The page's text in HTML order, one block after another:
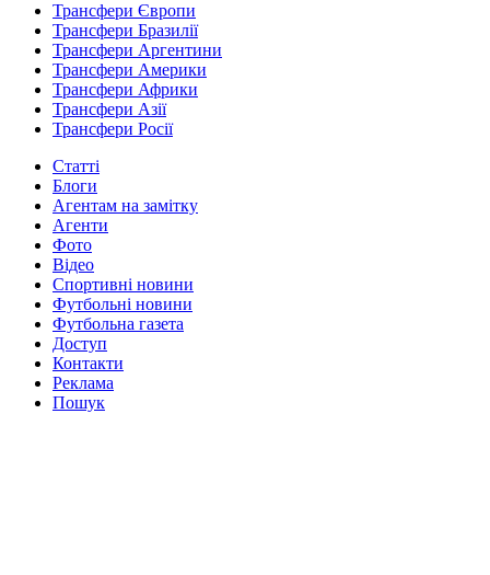
Трансфери Європи
Трансфери Бразилії
Трансфери Аргентини
Трансфери Америки
Трансфери Африки
Трансфери Азії
Трансфери Росії
Статті
Блоги
Агентам на замітку
Агенти
Фото
Відео
Спортивні новини
Футбольні новини
Футбольна газета
Доступ
Контакти
Реклама
Пошук